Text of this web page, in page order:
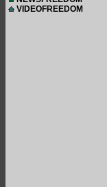
VIDEOFREEDOM